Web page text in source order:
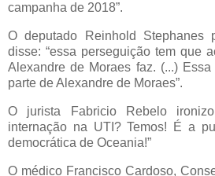
campanha de 2018”.
O deputado Reinhold Stephanes
disse: “essa perseguição tem que
Alexandre de Moraes faz. (...)
parte de Alexandre de Moraes”.
O jurista Fabricio Rebelo
internação na UTI? Temos! É a
democrática de Oceania!”
O médico Francisco Cardoso,